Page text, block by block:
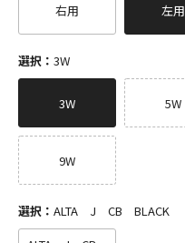
右用 左用
選択： 3W
3W 5W
9W
選択： ALTA J CB BLACK